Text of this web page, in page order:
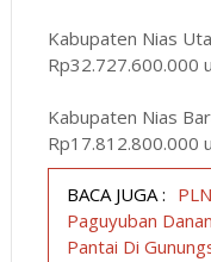
Kabupaten Nias
Rp32.727.600.000
Kabupaten Nias
Rp17.812.800.000
BACA JUGA :
Paguyuban
Pantai Di